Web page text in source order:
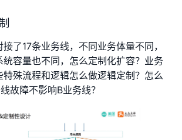
了17条业务线，不同业务体量不同，
统容量也不同，怎么定制化扩容？业务
特殊流程和逻辑怎么做逻辑定制？怎么
故障不影响B业务线？